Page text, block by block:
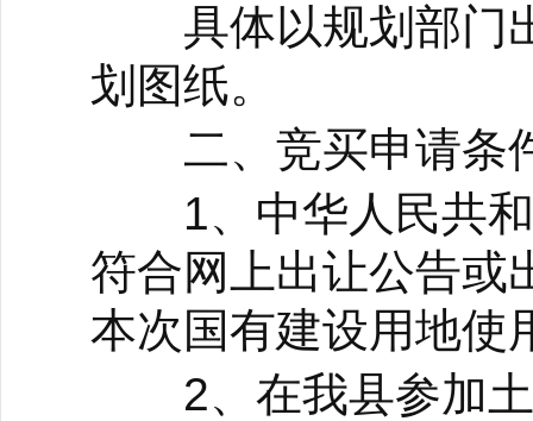
具体以规划部门出
划图纸。
二、竞买申请条
1、中华人民共和
符合网上出让公告或
本次国有建设用地使
2、在我县参加土